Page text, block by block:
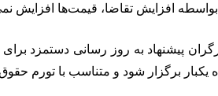
افزایش تقاضا، قیمت‌ها افزایش
برگزار شود و متناسب با تورم